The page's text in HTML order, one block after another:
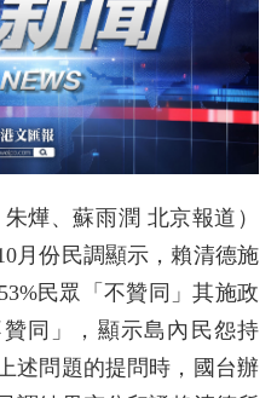
燁、蘇雨潤 北京報道）
月份民調顯示，賴清德施
民眾「不贊同」其施政
同」，顯示島內民怨持
述問題的提問時，國台辦